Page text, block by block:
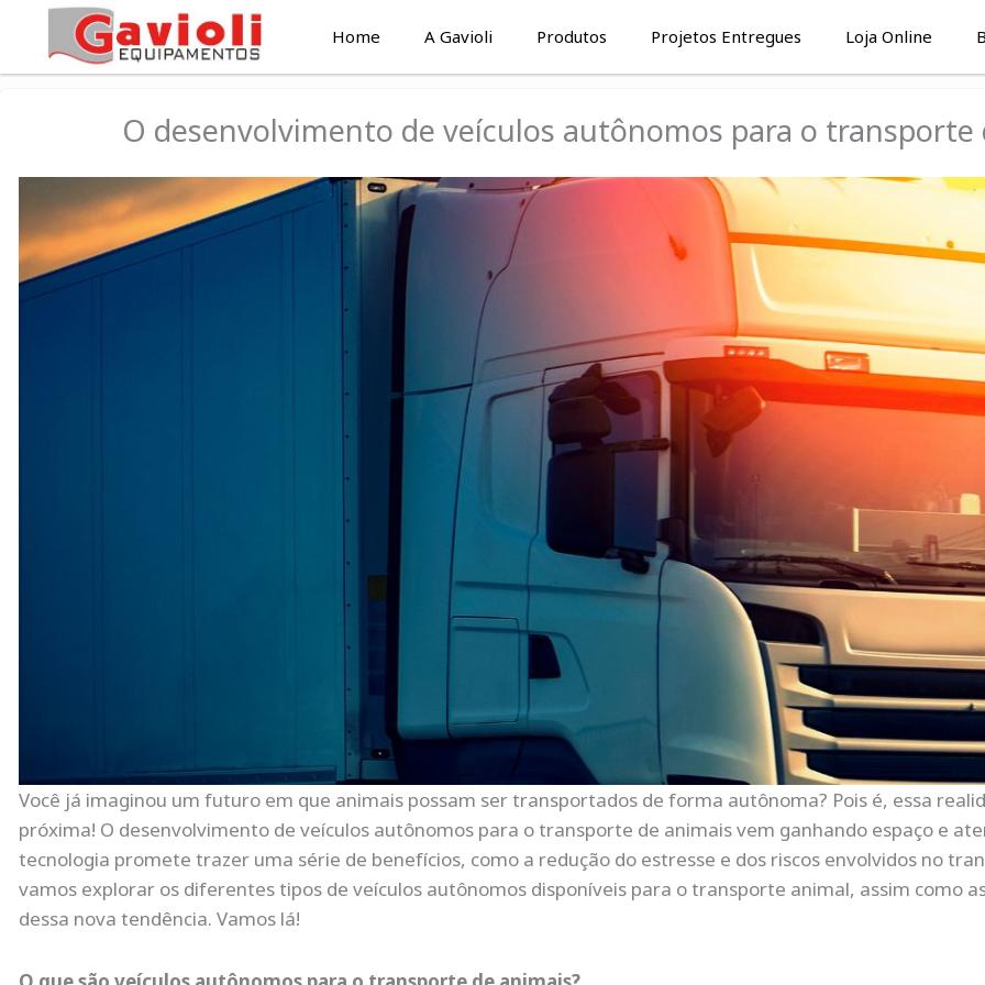
o
Home A Gavioli Produtos Projetos Entregues Loja Online
O desenvolvimento de veículos autônomos para o transporte
Você já imaginou um futuro em que animais possam ser transportados de forma autônoma? Pois é, essa
próxima! O desenvolvimento de veículos autônomos para o transporte de animais vem ganhando espaço e
tecnologia promete trazer uma série de benefícios, como a redução do estresse e dos riscos envolvidos no
vamos explorar os diferentes tipos de veículos autônomos disponíveis para o transporte animal, assim como
dessa nova tendência. Vamos lá!